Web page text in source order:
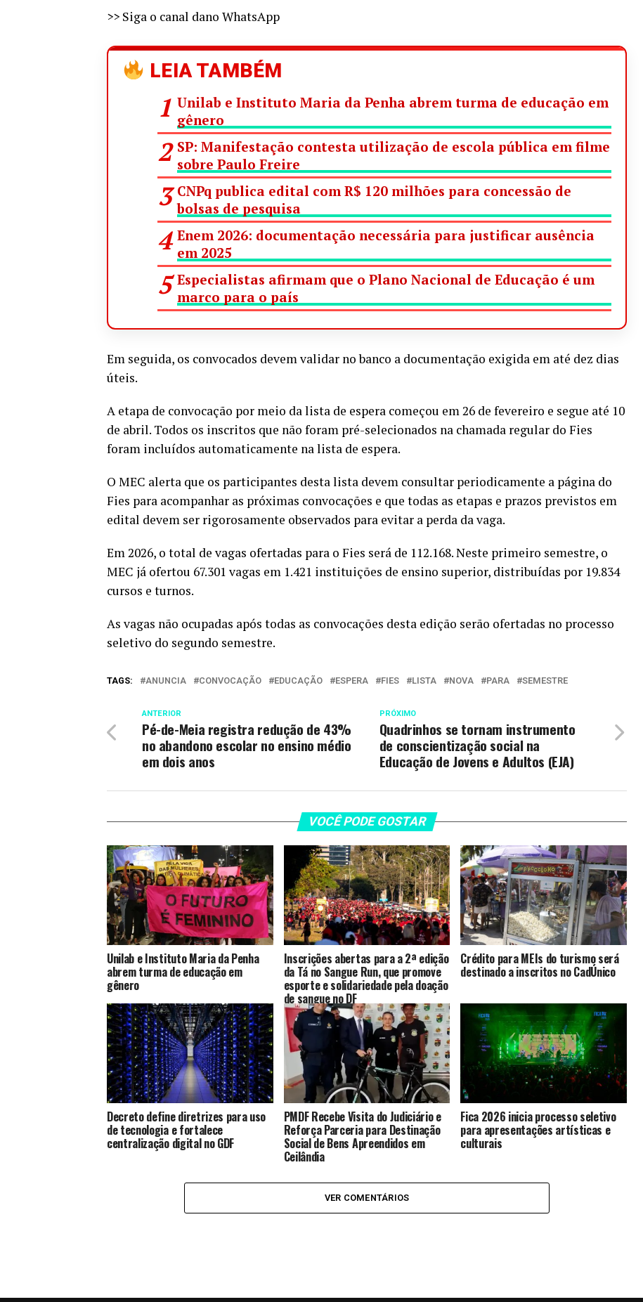
>> Siga o canal dano WhatsApp
LEIA TAMBÉM
Unilab e Instituto Maria da Penha abrem turma de educação em
gênero
SP: Manifestação contesta utilização de escola pública em filme
sobre Paulo Freire
CNPq publica edital com R$ 120 milhões para concessão de
bolsas de pesquisa
Enem 2026: documentação necessária para justificar ausência
em 2025
Especialistas afirmam que o Plano Nacional de Educação é um
marco para o país
Em seguida, os convocados devem validar no banco a documentação exigida em até dez dias
úteis.
A etapa de convocação por meio da lista de espera começou em 26 de fevereiro e segue até 10
de abril. Todos os inscritos que não foram pré-selecionados na chamada regular do Fies
foram incluídos automaticamente na lista de espera.
O MEC alerta que os participantes desta lista devem consultar periodicamente a página do
Fies para acompanhar as próximas convocações e que todas as etapas e prazos previstos em
edital devem ser rigorosamente observados para evitar a perda da vaga.
Em 2026, o total de vagas ofertadas para o Fies será de 112.168. Neste primeiro semestre, o
MEC já ofertou 67.301 vagas em 1.421 instituições de ensino superior, distribuídas por 19.834
cursos e turnos.
As vagas não ocupadas após todas as convocações desta edição serão ofertadas no processo
seletivo do segundo semestre.
TAGS: ANUNCIA CONVOCAÇÃO EDUCAÇÃO ESPERA FIES LISTA NOVA PARA SEMESTRE
PRÓXIMO
Quadrinhos se tornam instrumento
de conscientização social na
Educação de Jovens e Adultos (EJA)
ANTERIOR
Pé-de-Meia registra redução de 43%
no abandono escolar no ensino médio
em dois anos
VOCÊ PODE GOSTAR
Unilab e Instituto Maria da Penha
abrem turma de educação em
gênero
Inscrições abertas para a 2ª edição
da Tá no Sangue Run, que promove
esporte e solidariedade pela doação
de sangue no DF
Crédito para MEIs do turismo será
destinado a inscritos no CadÚnico
Decreto define diretrizes para uso
de tecnologia e fortalece
centralização digital no GDF
PMDF Recebe Visita do Judiciário e
Reforça Parceria para Destinação
Social de Bens Apreendidos em
Ceilândia
Fica 2026 inicia processo seletivo
para apresentações artísticas e
culturais
VER COMENTÁRIOS